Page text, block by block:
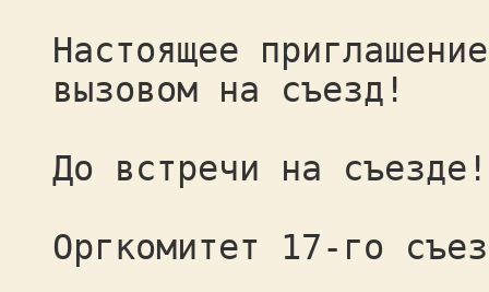
Настоящее
вызовом на съезд!
До встречи на съезде!
Оргкомитет 17-го